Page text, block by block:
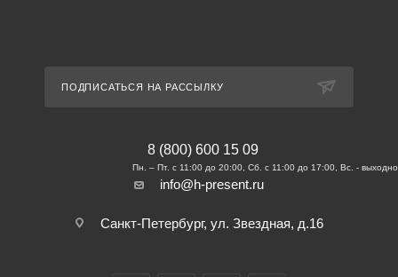
ПОДПИСАТЬСЯ НА РАССЫЛКУ
8 (800) 600 15 09
info@h-present.ru
Санкт-Петербург, ул. Звездная, д.16